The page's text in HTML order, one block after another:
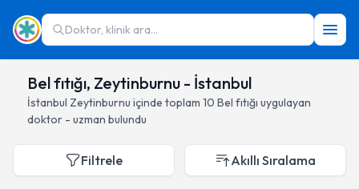
Doktor, klinik ara...
Bel fıtığı, Zeytinburnu - İstanbul
İstanbul Zeytinburnu içinde toplam 10 Bel fıtığı uygulayan
doktor - uzman bulundu
Filtrele Akıllı Sıralama